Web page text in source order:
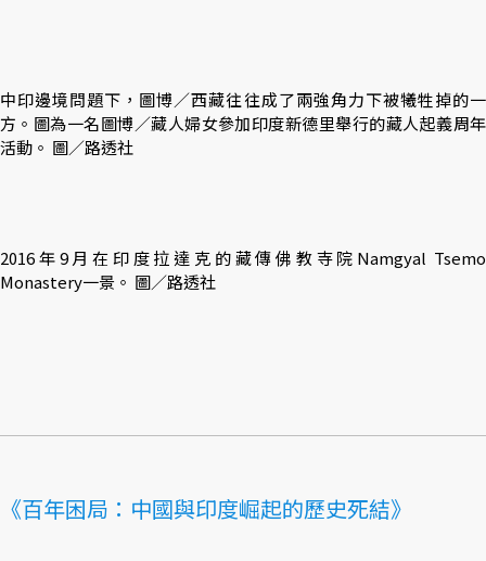
中印邊境問題下，圖博／西藏往往成了兩強角力下被犧牲掉的一
方。圖為一名圖博／藏人婦女參加印度新德里舉行的藏人起義周年
活動。 圖／路透社
2016年9月在印度拉達克的藏傳佛教寺院Namgyal Tsemo
Monastery一景。 圖／路透社
《百年困局：中國與印度崛起的歷史死結》